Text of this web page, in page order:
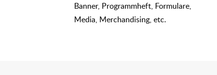
Banner, Programmheft, Formulare,
Media, Merchandising, etc.